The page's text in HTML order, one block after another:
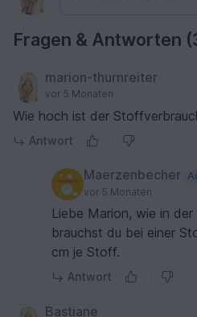
Fragen & Antworten
marion-thurnreiter
vor 5 Monaten
Wie hoch ist der
Antwort
Maerzenbecher
vor 5 Monaten
Liebe Marion, wie in
brauchst du bei einer
cm je Stoff.
Antwort
Bastiane